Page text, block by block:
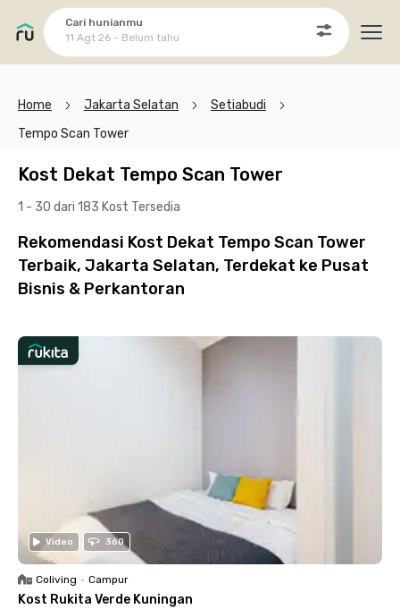
Cari hunianmu
11 Agt 26 - Belum tahu
Home Jakarta Selatan
Setiabudi
Tempo Scan Tower
Kost Dekat Tempo Scan Tower
1 - 30 dari 183 Kost Tersedia
Rekomendasi Kost Dekat Tempo Scan Tower
Terbaik, Jakarta Selatan, Terdekat ke Pusat
Bisnis & Perkantoran
Video 360
Coliving • Campur
Kost Rukita Verde Kuningan